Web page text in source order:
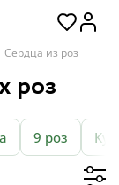
Сердца из роз
роз
9 роз